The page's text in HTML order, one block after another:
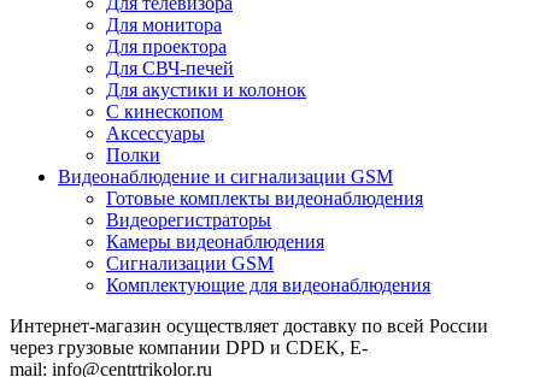
Для монитора
Для проектора
Для СВЧ-печей
Для акустики и колонок
С кинескопом
Аксессуары
Полки
Видеонаблюдение и сигнализации GSM
Готовые комплекты видеонаблюдения
Видеорегистраторы
Камеры видеонаблюдения
Сигнализации GSM
Комплектующие для видеонаблюдения
Интернет-магазин осуществляет доставку по всей России
через грузовые компании DPD и CDEK, E-
mail: info@centrtrikolor.ru